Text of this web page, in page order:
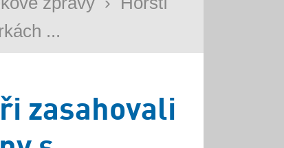
...
zasahovali